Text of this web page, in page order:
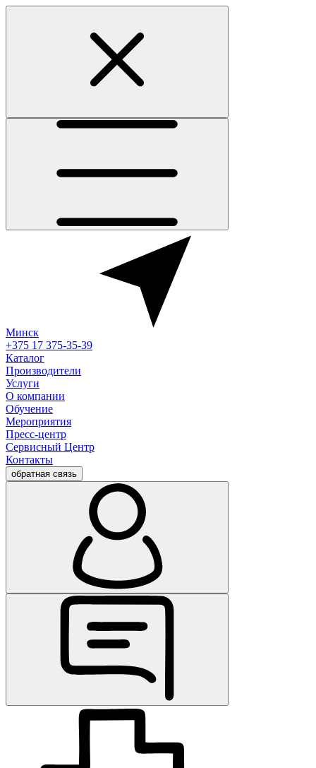
Минск
+375 17 375-35-39
Каталог
Производители
Услуги
О компании
Обучение
Мероприятия
Пресс-центр
Сервисный Центр
Контакты
обратная связь